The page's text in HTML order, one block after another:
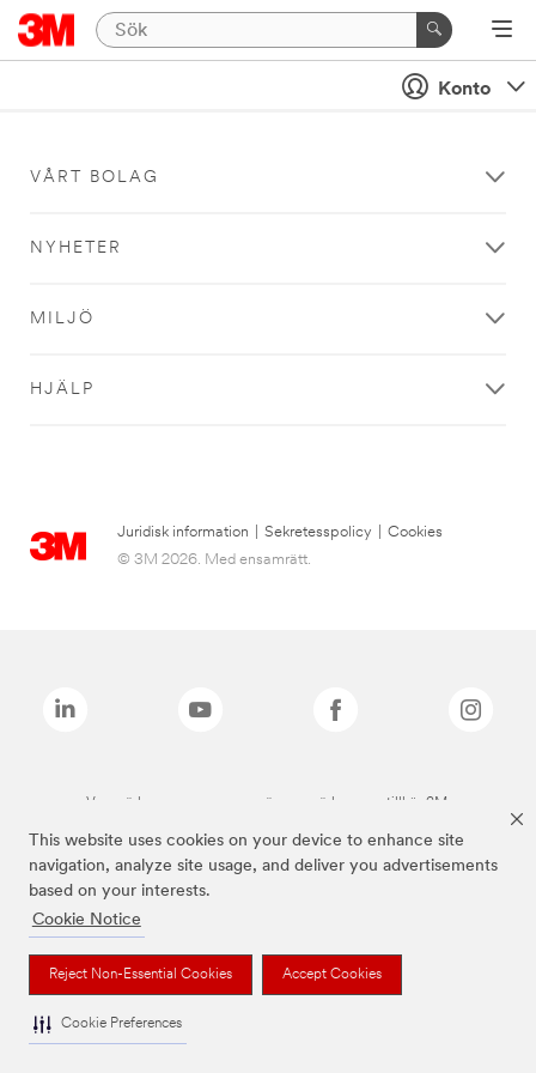
This website uses cookies on your device to enhance site
navigation, analyze site usage, and deliver you advertisements
based on your interests.
Cookie Notice
Reject Non-Essential Cookies Accept Cookies
Cookie Preferences
Konto
VÅRT BOLAG
NYHETER
MILJÖ
HJÄLP
Juridisk information Sekretesspolicy
Cookies
© 3M 2026. Med ensamrätt.
Varumärken som anges ovan är varumärken som tillhör 3M.